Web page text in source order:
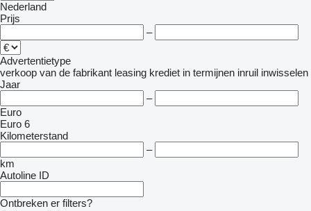
Nederland
Prijs
–
Advertentietype
verkoop van de fabrikant leasing krediet in termijnen inruil inwisselen
Jaar
–
Euro
Euro 6
Kilometerstand
–
km
Autoline ID
Ontbreken er filters?